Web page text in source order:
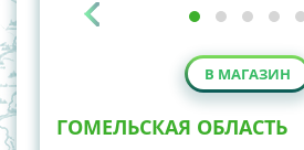
В МАГАЗИН
ГОМЕЛЬСКАЯ ОБЛАСТЬ